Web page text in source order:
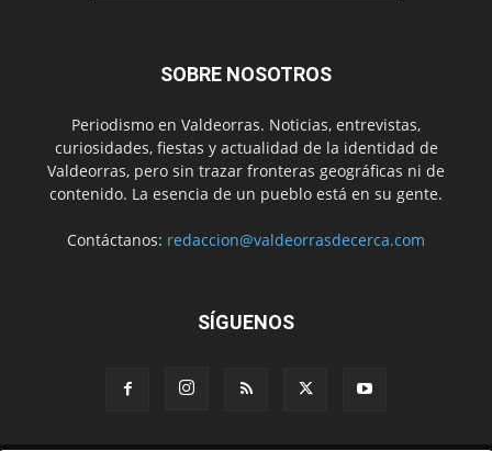
SOBRE NOSOTROS
Periodismo en Valdeorras. Noticias, entrevistas,
curiosidades, fiestas y actualidad de la identidad de
Valdeorras, pero sin trazar fronteras geográficas ni de
contenido. La esencia de un pueblo está en su gente.
Contáctanos: redaccion@valdeorrasdecerca.com
SÍGUENOS